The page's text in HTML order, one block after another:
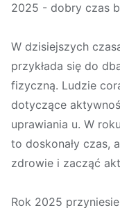
2025 - dobry czas
W dzisiejszych
przykłada się do
fizyczną. Ludzie
dotyczące
uprawiania u. W
to doskonały czas,
zdrowie i zacząć
Rok 2025